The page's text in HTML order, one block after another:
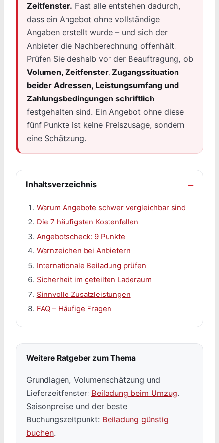
Zeitfenster. Fast alle entstehen dadurch,
dass ein Angebot ohne vollständige
Angaben erstellt wurde – und sich der
Anbieter die Nachberechnung offenhält.
Prüfen Sie deshalb vor der Beauftragung, ob
Volumen, Zeitfenster, Zugangssituation
beider Adressen, Leistungsumfang und
Zahlungsbedingungen schriftlich
festgehalten sind. Ein Angebot ohne diese
fünf Punkte ist keine Preiszusage, sondern
eine Schätzung.
Inhaltsverzeichnis
Warum Angebote schwer vergleichbar sind
Die 7 häufigsten Kostenfallen
Angebotscheck: 9 Punkte
Warnzeichen bei Anbietern
Internationale Beiladung prüfen
Sicherheit im geteilten Laderaum
Sinnvolle Zusatzleistungen
FAQ – Häufige Fragen
Weitere Ratgeber zum Thema
Grundlagen, Volumenschätzung und
Lieferzeitfenster: Beiladung beim Umzug.
Saisonpreise und der beste
Buchungszeitpunkt: Beiladung günstig
buchen.